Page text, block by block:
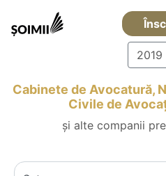
2019
Cabinete de Avocatură,
Civile de
și alte companii